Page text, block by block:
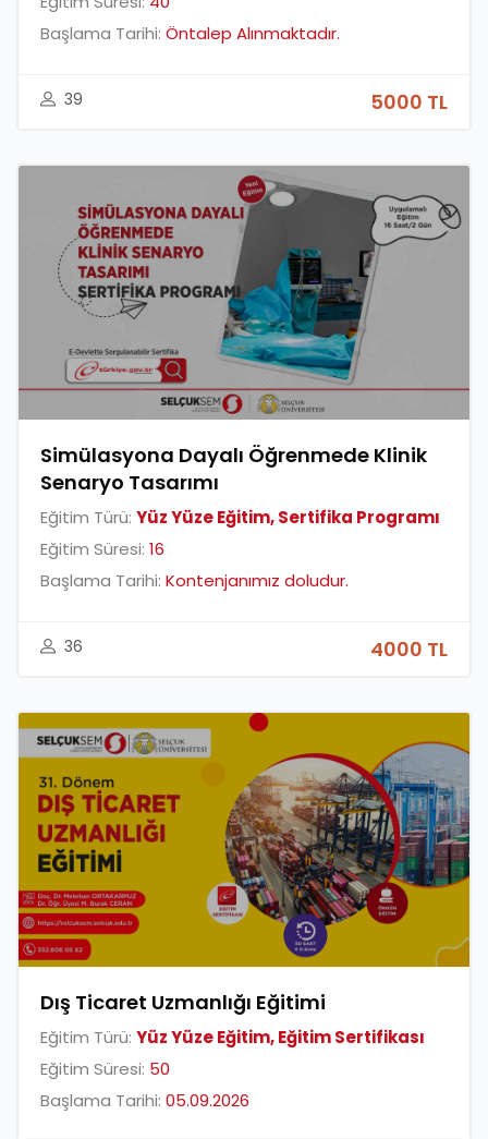
Başlama Tarihi: Öntalep Alınmaktadır.
39 5000 TL
Simülasyona Dayalı Öğrenmede Klinik
Senaryo Tasarımı
Eğitim Türü: Yüz Yüze Eğitim, Sertifika Programı
Eğitim Süresi: 16
Başlama Tarihi: Kontenjanımız doludur.
36 4000 TL
Dış Ticaret Uzmanlığı Eğitimi
Eğitim Türü: Yüz Yüze Eğitim, Eğitim Sertifikası
Eğitim Süresi: 50
Başlama Tarihi: 05.09.2026